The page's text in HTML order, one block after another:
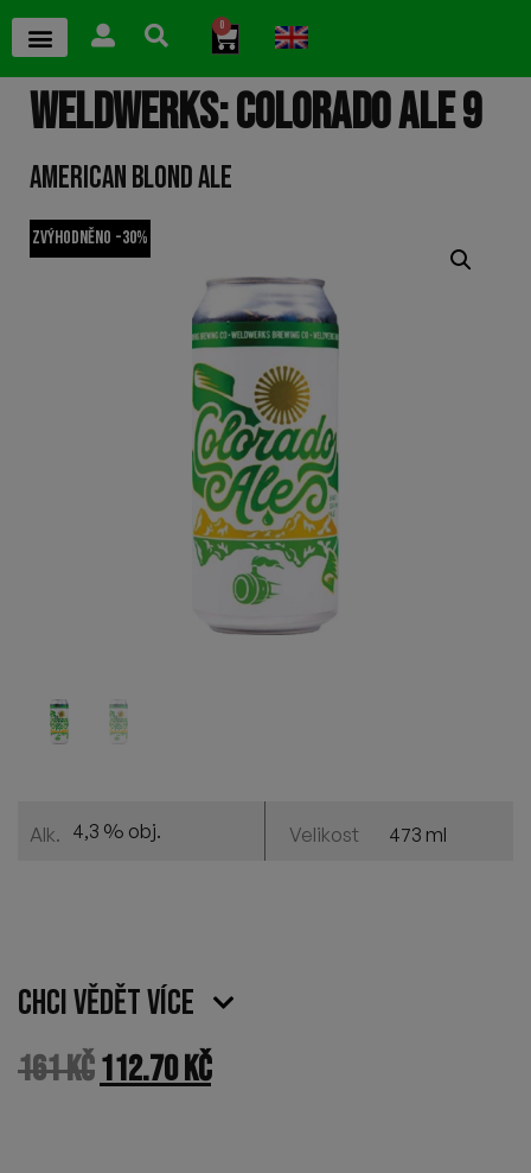
0
WELDWERKS: COLORADO ALE 9
AMERICAN BLOND ALE
Zvýhodněno -30%
Alk. 4,3 % obj. Velikost 473 ml
Chci vědět více
161Kč112.70Kč